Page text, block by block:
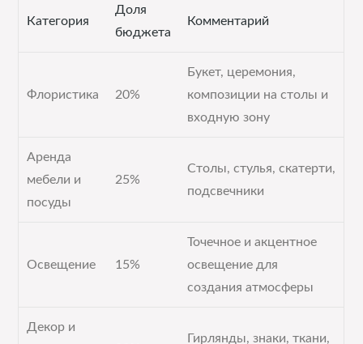
Категория
Доля
бюджета
Комментарий
Флористика 20%
Букет, церемония,
композиции на столы и
входную зону
Аренда
мебели и
посуды
25%
Столы, стулья, скатерти,
подсвечники
Освещение 15%
Точечное и акцентное
освещение для
создания атмосферы
Декор и
Гирлянды, знаки, ткани,